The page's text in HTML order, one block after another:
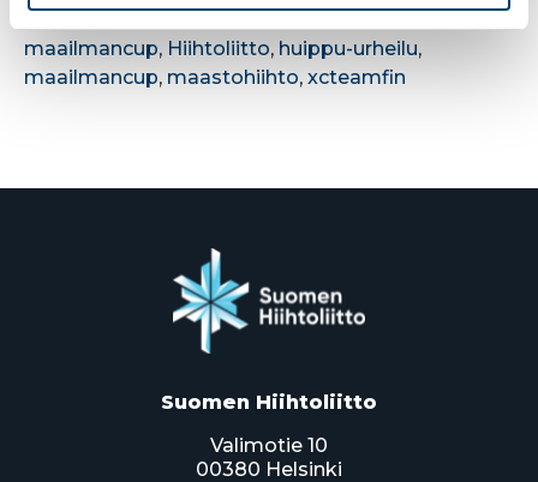
maailmancup, Hiihtoliitto, huippu-urheilu,
maailmancup, maastohiihto, xcteamfin
Suomen Hiihtoliitto
Valimotie 10
00380 Helsinki